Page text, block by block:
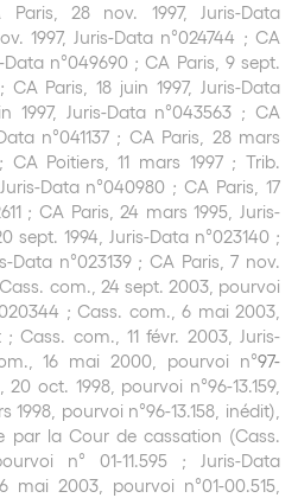
28 nov. 1997, Juris-Data
1997, Juris-Data n°024744 ; CA
Data n°049690 ;CA Paris, 9 sept.
CA Paris, 18 juin 1997, Juris-Data
1997, Juris-Data n°043563 ; CA
n°041137 ; CA Paris, 28 mars
CA Poitiers, 11 mars 1997 ; Trib.
Data n°040980 ; CA Paris, 17
; CA Paris, 24 mars 1995, Juris-
sept. 1994, Juris-Data n°023140 ;
Data n°023139 ; CA Paris, 7 nov.
Cass. com., 24 sept. 2003, pourvoi
; Cass. com., 6 mai 2003,
; Cass. com., 11 févr. 2003, Juris-
16 mai 2000, pourvoi n°97-
oct. 1998, pourvoi n°96-13.159,
pourvoi n°96-13.158, inédit),
par la Cour de cassation (Cass.
n° 01-11.595 ; Juris-Data
2003, pourvoi n°01-00.515,